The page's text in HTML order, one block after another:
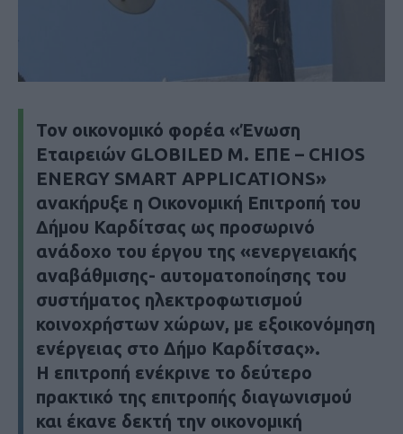
Τον οικονομικό φορέα «Ένωση
Εταιρειών GLOBILED Μ. ΕΠΕ – CHIOS
ENERGY SMART APPLICATIONS»
ανακήρυξε η Οικονομική Επιτροπή του
Δήμου Καρδίτσας ως προσωρινό
ανάδοχο του έργου της «ενεργειακής
αναβάθμισης- αυτοματοποίησης του
συστήματος ηλεκτροφωτισμού
κοινοχρήστων χώρων, με εξοικονόμηση
ενέργειας στο Δήμο Καρδίτσας».
Η επιτροπή ενέκρινε το δεύτερο
πρακτικό της επιτροπής διαγωνισμού
και έκανε δεκτή την οικονομική